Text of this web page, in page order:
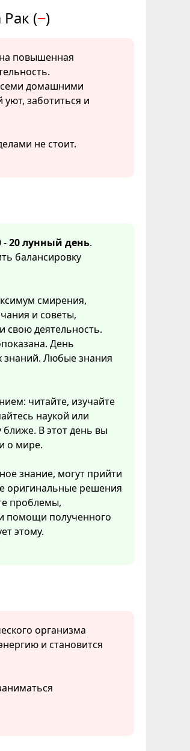
(−)
повышенная
домашними
заботиться и
не стоит.
-20 лунный день.
балансировку
смирения,
и советы,
свою деятельность.
День
знаний. Любые знания
читайте, изучайте
наукой или
В этот день вы
о мире.
знание, могут прийти
оригинальные решения
проблемы,
помощи полученного
этому.
организма
и становится